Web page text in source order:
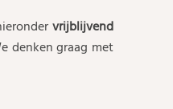
vrijblijvend
denken graag met